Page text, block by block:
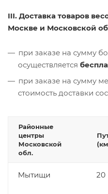
III. Доставка товаров
Москве и Московской
при заказе на сумму
осуществляется
при заказе на сумму
стоимость доставки
Районные
центры
Московской
обл.
Мытищи 20